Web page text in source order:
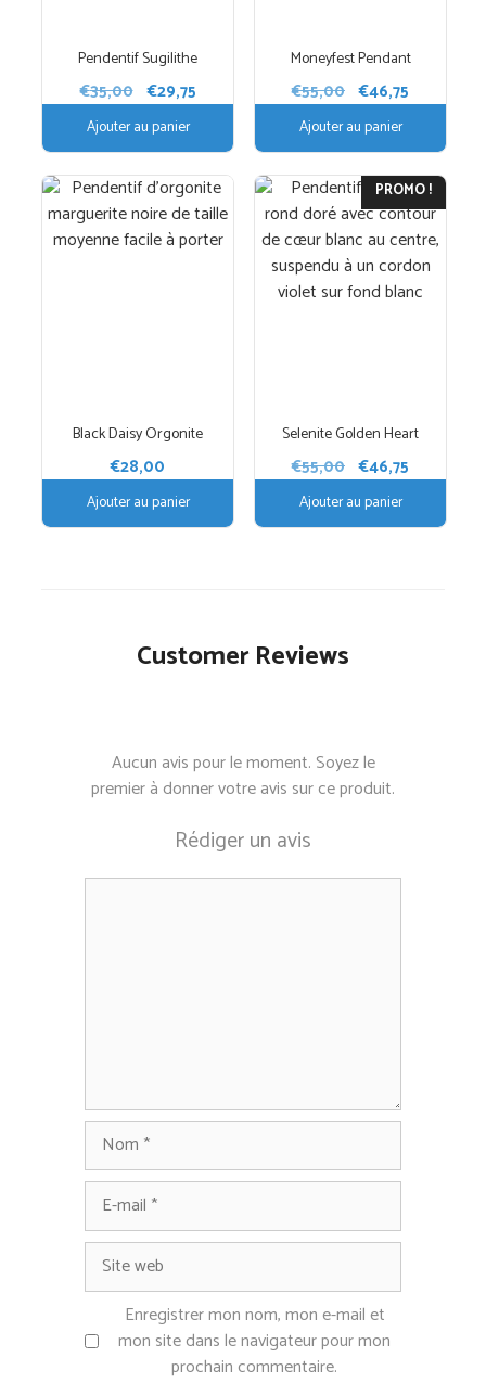
Pendentif Sugilithe
€35,00 Le
initial
était :
€35,00.
€29,75Le
actuel
est :
€29,75.
Ajouter au panier
Moneyfest Pendant
€55,00 Le
initial
était :
€55,00.
€46,75
actuel
est :
€46,75.
Ajouter au panier
Black Daisy Orgonite
€28,00
Ajouter au panier
PROMO !
Selenite Golden Heart
€55,00 Le
initial
était :
€46,75
actuel
est :
Ajouter au panier
Customer Reviews
Aucun avis pour le moment. Soyez le
premier à donner votre avis sur ce produit.
Rédiger un avis
Commentaire
Nom
E-
Site
Enregistrer mon nom, mon e-mail et
mon site dans le navigateur pour mon
prochain commentaire.